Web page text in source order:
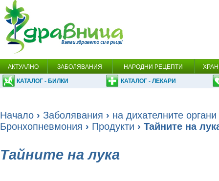
АКТУАЛНО ЗАБОЛЯВАНИЯ НАРОДНИ РЕЦЕПТИ
КАТАЛОГ - БИЛКИ КАТАЛОГ - ЛЕКАРИ
Начало › Заболявания › на дихателните
Бронхопневмония › Продукти › Тайните на
Тайните на лука